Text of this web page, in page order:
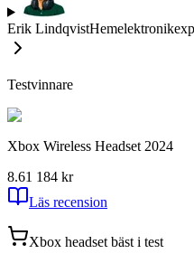
Erik Lindqvist
Testvinnare
Xbox Wireless Headset 2024
8.61 184 kr
Läs recension
Xbox headset bäst i test